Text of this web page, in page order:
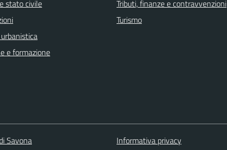
stato civile
e formazione
Tributi, finanze e contravvenzioni
Turismo
Savona
Informativa privacy